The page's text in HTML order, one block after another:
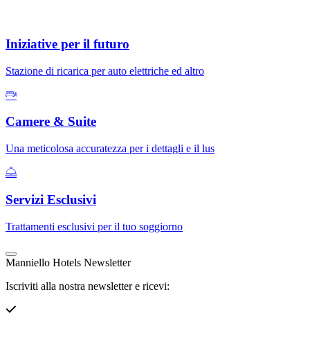
Iniziative per il futuro
Stazione di ricarica per auto elettriche ed altro
Camere & Suite
Una meticolosa accuratezza per i dettagli e il lus
Servizi Esclusivi
Trattamenti esclusivi per il tuo soggiorno
Manniello Hotels Newsletter
Iscriviti alla nostra newsletter e ricevi: